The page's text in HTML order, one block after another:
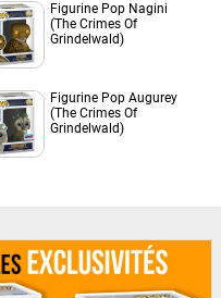
Figurine Pop Nagini
(The Crimes Of
Grindelwald)
Figurine Pop Augurey
(The Crimes Of
Grindelwald)